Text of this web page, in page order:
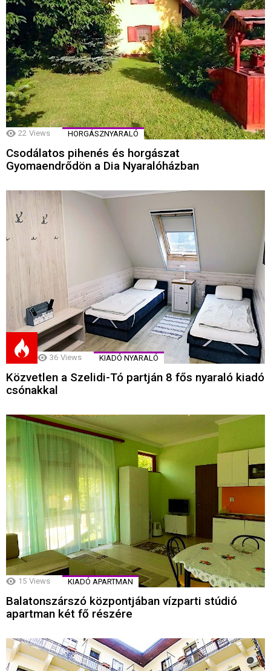
22 Views HORGÁSZNYARALÓ
Csodálatos pihenés és horgászat
Gyomaendrődön a Dia Nyaralóházban
36 Views KIADÓ NYARALÓ
Közvetlen a Szelidi-Tó partján 8 fős nyaraló kiadó
csónakkal
15 Views KIADÓ APARTMAN
Balatonszárszó központjában vízparti stúdió
apartman két fő részére